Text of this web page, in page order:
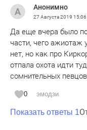
Анонимно
27 Августа 2019 15:06
Да еще вчера было
части, чего ажиотаж
нет, но как про
отпала охота идти
сомнительных певцов
0 эмодзи
Показать ответы 1